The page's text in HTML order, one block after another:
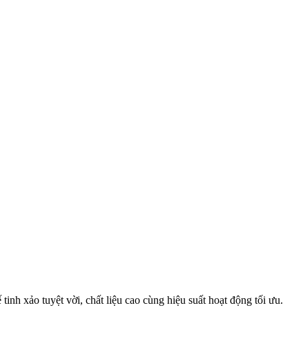
xảo tuyệt vời, chất liệu cao cùng hiệu suất hoạt động tối ưu.